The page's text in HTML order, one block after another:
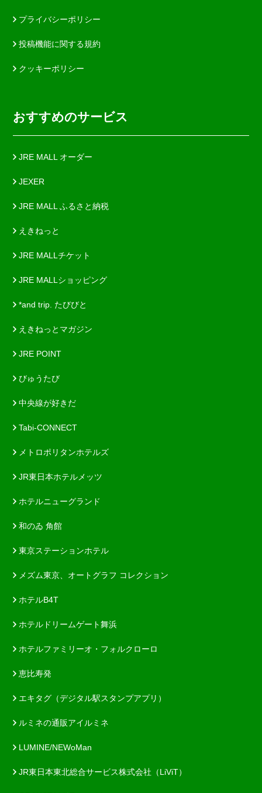
プライバシーポリシー
投稿機能に関する規約
クッキーポリシー
おすすめのサービス
JRE MALL オーダー
JEXER
JRE MALL ふるさと納税
えきねっと
JRE MALLチケット
JRE MALLショッピング
*and trip. たびびと
えきねっとマガジン
JRE POINT
びゅうたび
中央線が好きだ
Tabi-CONNECT
メトロポリタンホテルズ
JR東日本ホテルメッツ
ホテルニューグランド
和のゐ 角館
東京ステーションホテル
メズム東京、オートグラフ コレクション
ホテルB4T
ホテルドリームゲート舞浜
ホテルファミリーオ・フォルクローロ
恵比寿発
エキタグ（デジタル駅スタンプアプリ）
ルミネの通販アイルミネ
LUMINE/NEWoMan
JR東日本東北総合サービス株式会社（LiViT）